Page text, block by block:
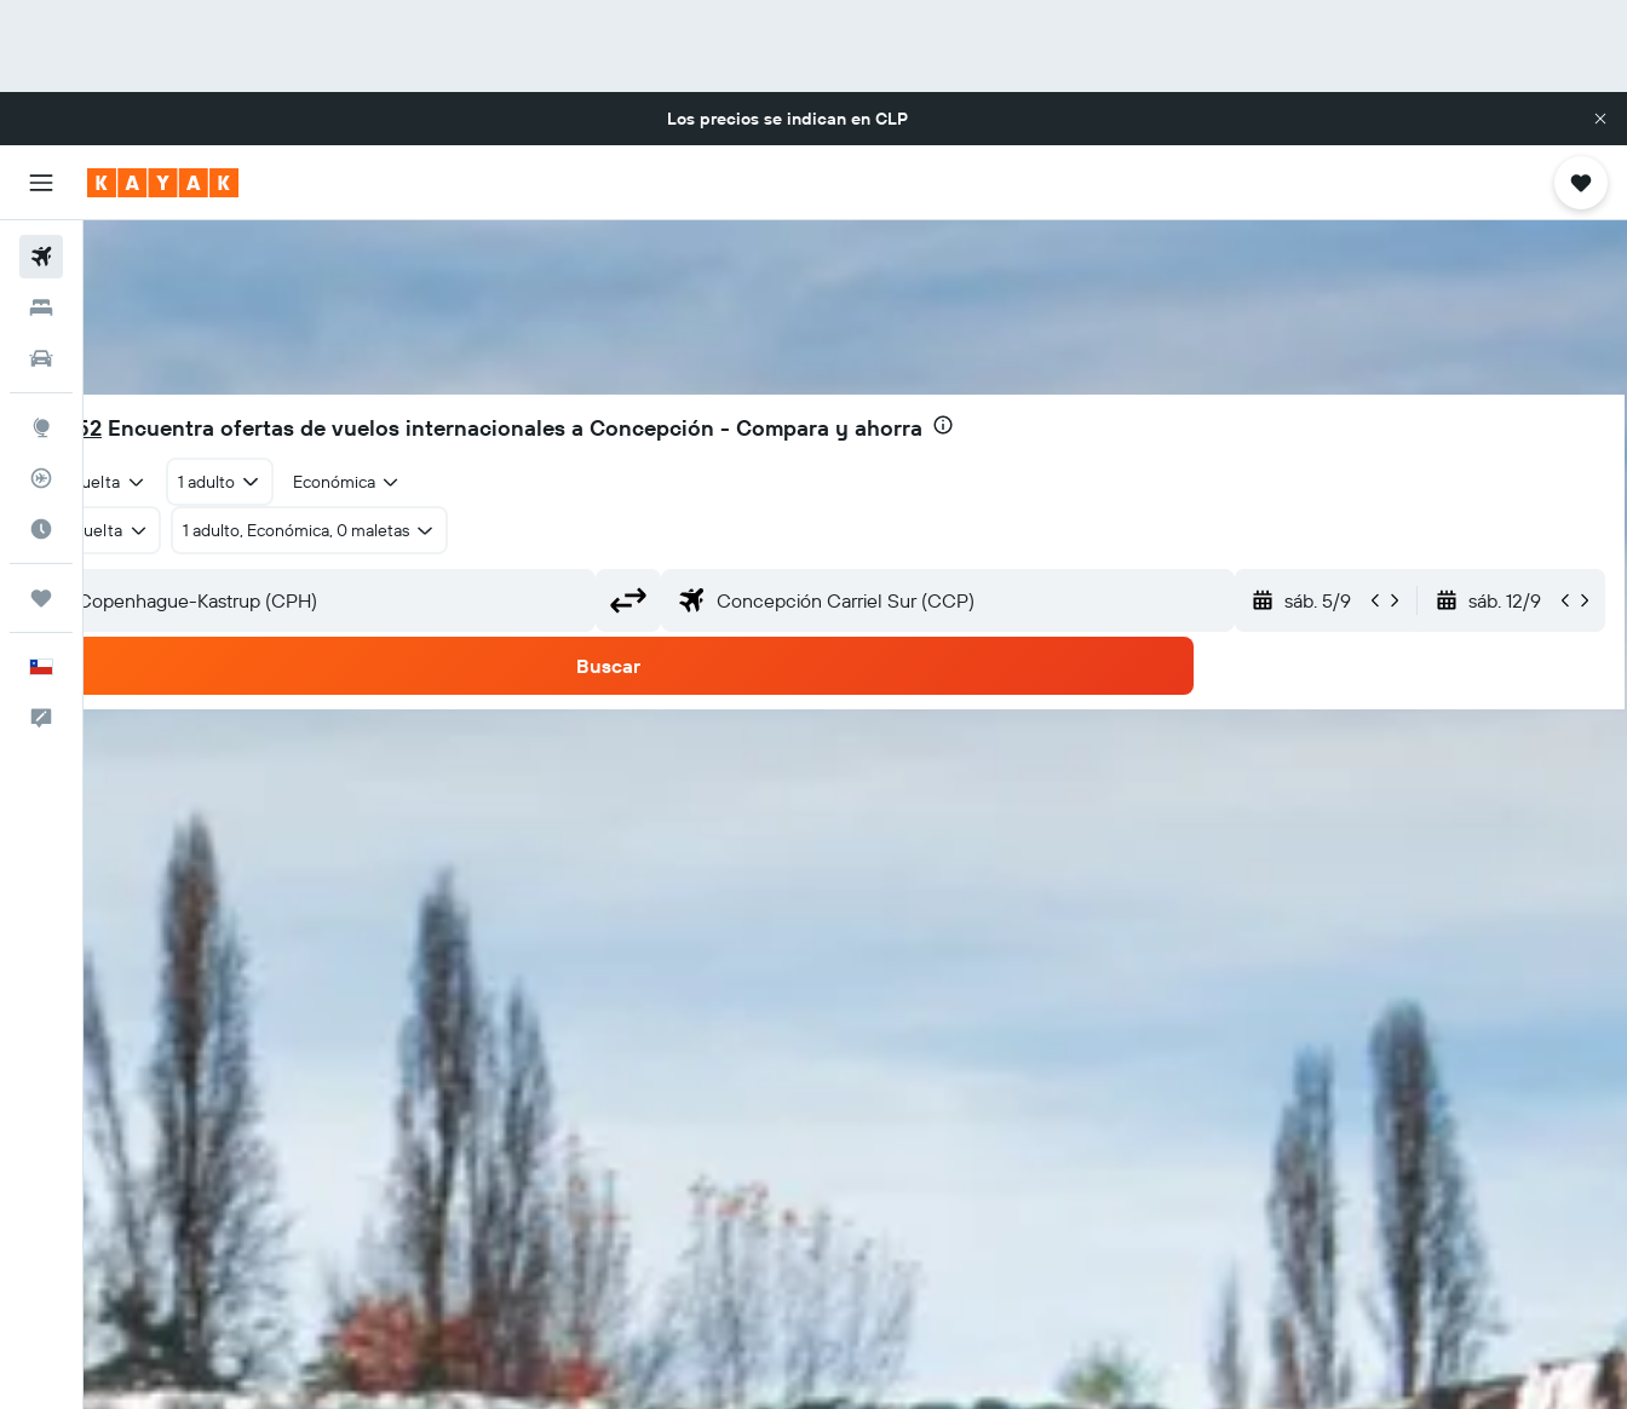
Los precios se indican en CLP
Explore
Rastreador
Cuándo ir
Trips
$10.952 Encuentra ofertas de vuelos internacionales a Concepción - Compara y ahorra
Ida y vuelta 1 adulto Económica
Ida y vuelta 1 adulto, Económica, 0 maletas
sáb. 5/9 sáb. 12/9
Buscar